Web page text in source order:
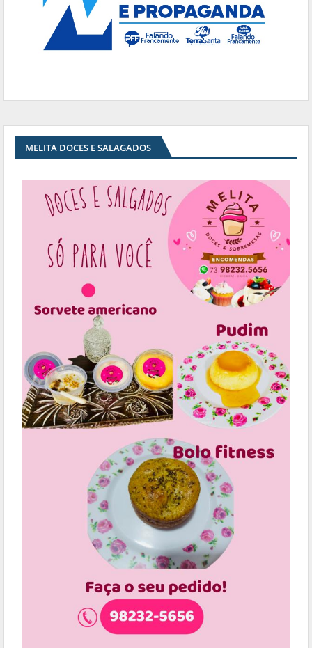
MELITA DOCES E SALAGADOS